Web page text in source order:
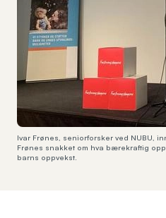
Ivar Frønes, seniorforsker ved NUBU,
Frønes snakket om hva bærekraftig
barns oppvekst.